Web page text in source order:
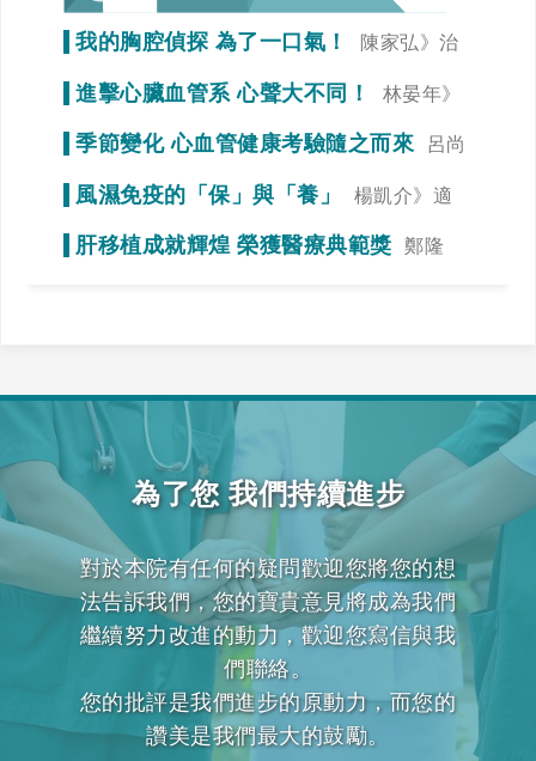
我的胸腔偵探 為了一口氣！
陳家弘》治
療是為了未來生活品質
進擊心臟血管系 心聲大不同！
林晏年》
調整生活習慣「心」事就變少！
季節變化 心血管健康考驗隨之而來
呂尚
風濕免疫的「保」與「養」
楊凱介》適
當運動，達到調整免疫力的效果
肝移植成就輝煌 榮獲醫療典範獎
鄭隆
為了您 我們持續進步
對於本院有任何的疑問歡迎您將您的想
法告訴我們，您的寶貴意見將成為我們
繼續努力改進的動力，歡迎您寫信與我
們聯絡。
您的批評是我們進步的原動力，而您的
讚美是我們最大的鼓勵。